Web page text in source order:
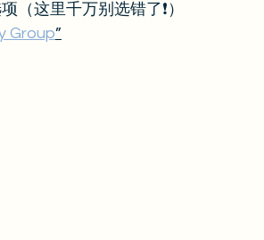
（这里千万别选错了❗️）
Group”